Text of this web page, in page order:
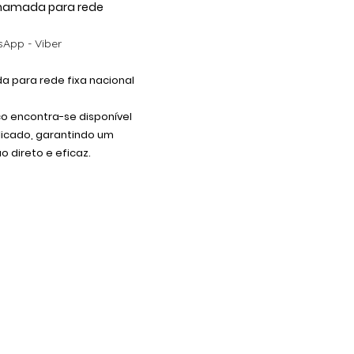
para rede
- Viber
para rede fixa nacional
encontra-se disponível
garantindo um
direto e eficaz.